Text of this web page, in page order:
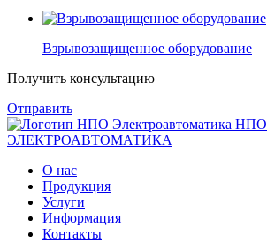
Взрывозащищенное оборудование
Получить консультацию
Отправить
НПО
ЭЛЕКТРОАВТОМАТИКА
О нас
Продукция
Услуги
Информация
Контакты